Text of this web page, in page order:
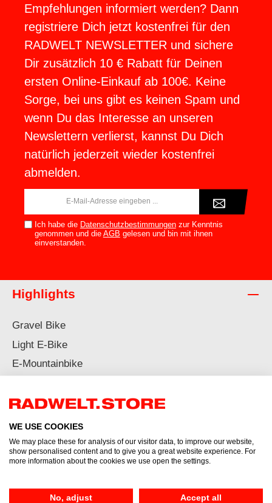
Empfehlungen informiert werden? Dann
registriere Dich jetzt kostenfrei für den
RADWELT NEWSLETTER und sichere
Dir zusätzlich 10 € Rabatt für Deinen
ersten Online-Einkauf ab 100€. Keine
Sorge, bei uns gibt es keinen Spam und
wenn Du das Interesse an unseren
Newslettern verlierst, kannst Du Dich
natürlich jederzeit wieder kostenfrei
abmelden.
Ich habe die Datenschutzbestimmungenzur Kenntnis
genommen und die AGB gelesen und bin mit ihnen
einverstanden.
Highlights
Gravel Bike
Light E-Bike
E-Mountainbike
Urban E-Bike
Informationen
Rahmengröße
WE USE COOKIES
We may place these for analysis of our visitor data, to improve our website,
show personalised content and to give you a great website experience. For
more information about the cookies we use open the settings.
No, adjust Accept all